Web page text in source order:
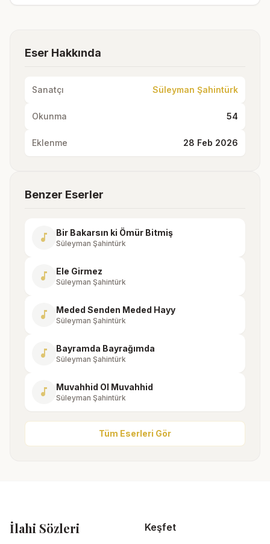
Eser Hakkında
Sanatçı Süleyman Şahintürk
Okunma 54
Eklenme 28 Feb 2026
Benzer Eserler
music_note Bir Bakarsın ki Ömür Bitmiş
Süleyman Şahintürk
music_note Ele Girmez
Süleyman Şahintürk
music_note Meded Senden Meded Hayy
Süleyman Şahintürk
music_note Bayramda Bayrağımda
Süleyman Şahintürk
music_note Muvahhid Ol Muvahhid
Süleyman Şahintürk
Tüm Eserleri Gör
İlahi Sözleri Keşfet